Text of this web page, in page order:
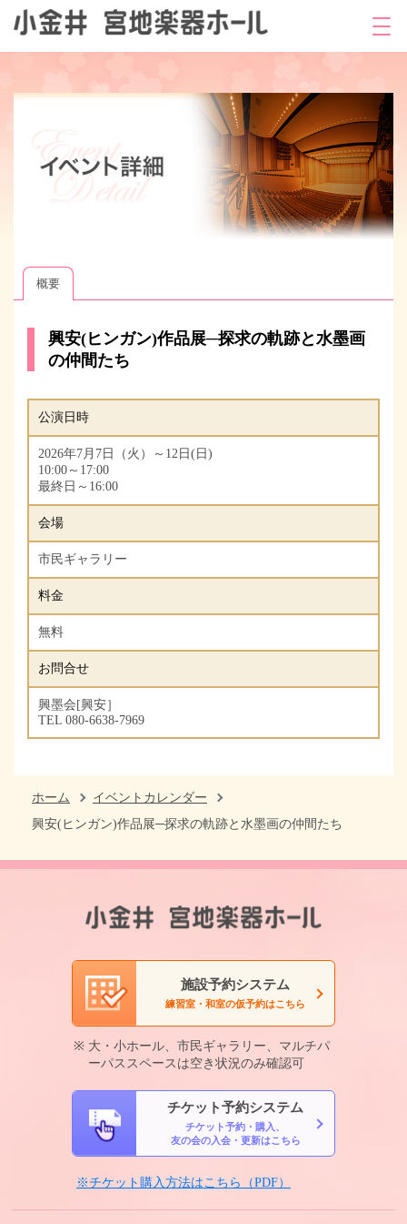
概要
興安(ヒンガン)作品展─探求の軌跡と水墨画
の仲間たち
公演日時
2026年7月7日（火）～12日(日)
10:00～17:00
最終日～16:00
会場
市民ギャラリー
料金
無料
お問合せ
興墨会[興安］
TEL 080-6638-7969
ホーム
イベントカレンダー
興安(ヒンガン)作品展─探求の軌跡と水墨画の仲間たち
施設予約システム
練習室・和室の仮予約はこちら
大・小ホール、市民ギャラリー、マルチパ
ーパススペースは空き状況のみ確認可
チケット予約システム
チケット予約・購入、
友の会の入会・更新はこちら
※チケット購入方法はこちら（PDF）